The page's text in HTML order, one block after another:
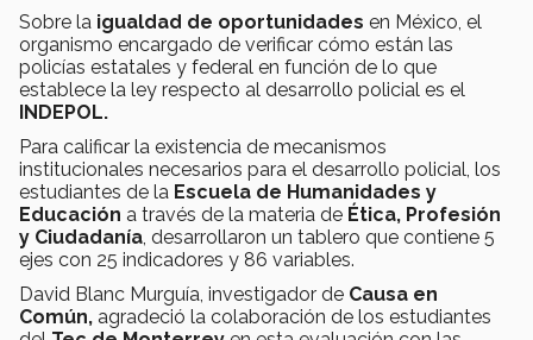
Sobre la igualdad de oportunidades en México, el
organismo encargado de verificar cómo están las
policías estatales y federal en función de lo que
establece la ley respecto al desarrollo policial es el
INDEPOL.
Para calificar la existencia de mecanismos
institucionales necesarios para el desarrollo policial, los
estudiantes de la Escuela de Humanidades y
Educación a través de la materia de Ética, Profesión
y Ciudadanía , desarrollaron un tablero que contiene 5
ejes con 25 indicadores y 86 variables.
David Blanc Murguía, investigador de Causa en
Común, agradeció la colaboración de los estudiantes